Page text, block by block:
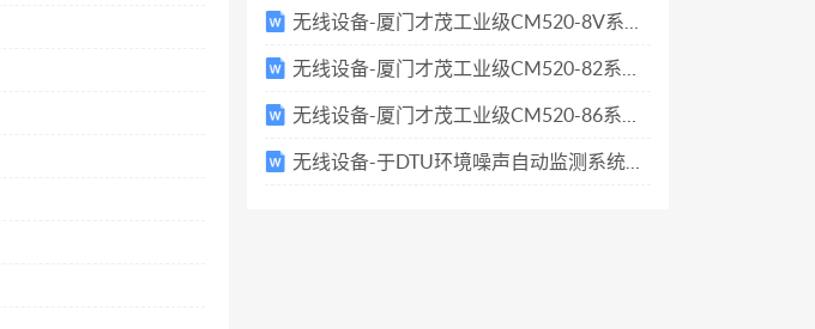
无线设备-厦门才茂工业级CM520-8V系列技术参数
无线设备-厦门才茂工业级CM520-82系列技术参数
无线设备-厦门才茂工业级CM520-86系列技术参数
无线设备-于DTU环境噪声自动监测系统方案